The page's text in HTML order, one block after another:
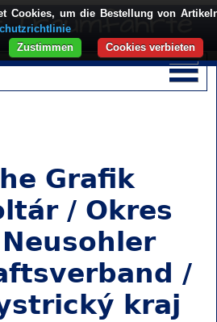
Grafik
/ Okres
/
kraj
Cookies, um die Bestellung von
Cookies verbieten
Zustimmen